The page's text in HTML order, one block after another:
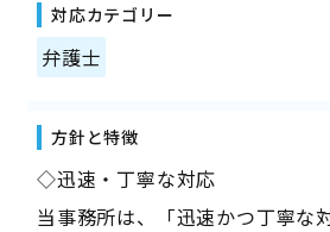
対応カテゴリー
弁護士
方針と特徴
◇迅速・丁寧な対応
当事務所は、「迅速かつ丁寧な